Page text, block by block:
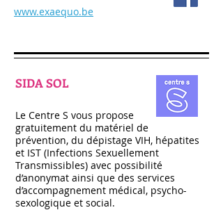
www.exaequo.be
SIDA SOL
Le Centre S vous propose
gratuitement du matériel de
prévention, du dépistage VIH, hépatites
et IST (Infections Sexuellement
Transmissibles) avec possibilité
d’anonymat ainsi que des services
d’accompagnement médical, psycho-
sexologique et social.